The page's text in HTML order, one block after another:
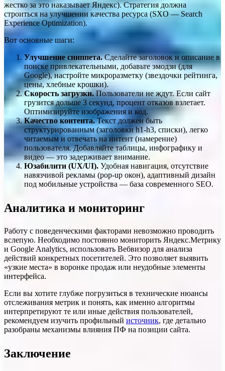
жестко за это наказывает Яндекс). Стратегия должна
строиться на улучшении качества ресурса (SXO — Search
Experience Optimization).
Вот основные шаги:
Улучшение сниппета.Сделайте заголовок и описание в
поиске привлекательными, добавьте эмодзи (для
Google), настройте микроразметку (звездочки рейтинга,
цены, хлебные крошки).
Скорость загрузки.Пользователи не ждут. Если сайт
грузится дольше 3 секунд, процент отказов взлетает.
Оптимизируйте изображения и код.
Качество контента.Текст должен быть
структурированным (заголовки h1-h3, списки), легко
читаемым и отвечать на интент (намерение)
пользователя. Добавляйте таблицы, инфографику и
видео — это задерживает внимание.
Юзабилити (UX/UI). Удобная навигация, отсутствие
навязчивой рекламы (pop-up окон), адаптивный дизайн
под мобильные устройства — база современного SEO.
Аналитика и мониторинг
Работу с поведенческими факторами невозможно проводить
вслепую. Необходимо постоянно мониторить Яндекс.Метрику
и Google Analytics, использовать Вебвизор для анализа
действий конкретных посетителей. Это позволяет выявить
«узкие места» в воронке продаж или неудобные элементы
интерфейса.
Если вы хотите глубже погрузиться в технические нюансы
отслеживания метрик и понять, как именно алгоритмы
интерпретируют те или иные действия пользователей,
рекомендуем изучить профильный источник, где детально
разобраны механизмы влияния ПФ на позиции сайта.
Заключение